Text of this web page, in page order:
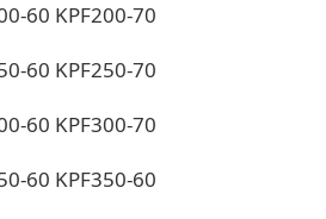
60 KPF200-70
60 KPF250-70
60 KPF300-70
60 KPF350-60